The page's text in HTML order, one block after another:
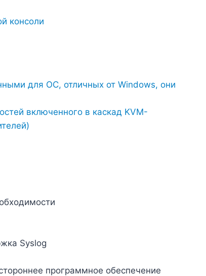
консоли
для ОС, отличных от Windows, они
включенного в каскад KVM-
Syslog
программное обеспечение